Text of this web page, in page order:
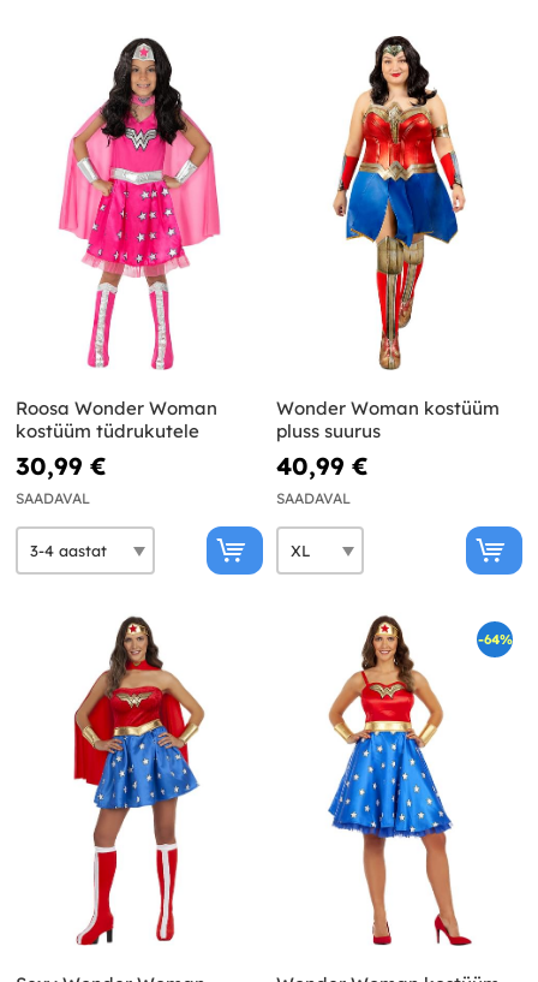
Roosa Wonder Woman
kostüüm tüdrukutele
30,99 €
SAADAVAL
Wonder Woman kostüüm
pluss suurus
40,99 €
SAADAVAL
-64%